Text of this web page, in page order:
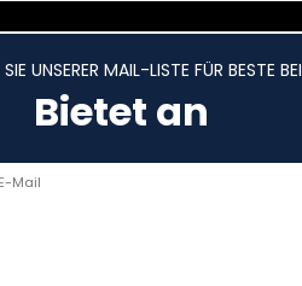
UNSERER MAIL-LISTE FÜR BESTE BEI
Bietet an